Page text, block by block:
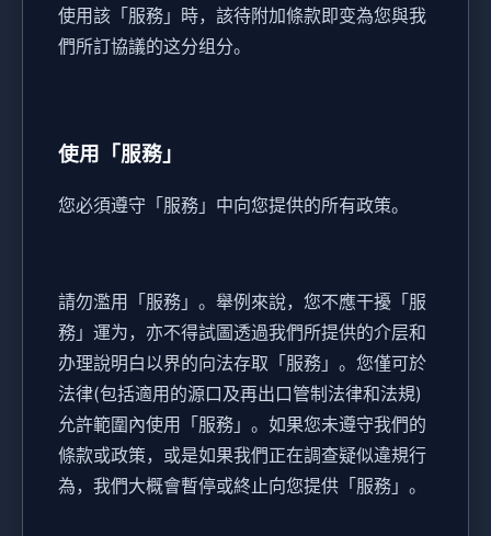
使用該「服務」時，該待附加條款即变為您與我
們所訂協議的这分组分。
使用「服務」
您必須遵守「服務」中向您提供的所有政策。
請勿濫用「服務」。舉例來說，您不應干擾「服
務」運为，亦不得試圖透過我們所提供的介层和
办理說明白以界的向法存取「服務」。您僅可於
法律(包括適用的源口及再出口管制法律和法規)
允許範圍內使用「服務」。如果您未遵守我們的
條款或政策，或是如果我們正在調查疑似違規行
為，我們大概會暫停或終止向您提供「服務」。